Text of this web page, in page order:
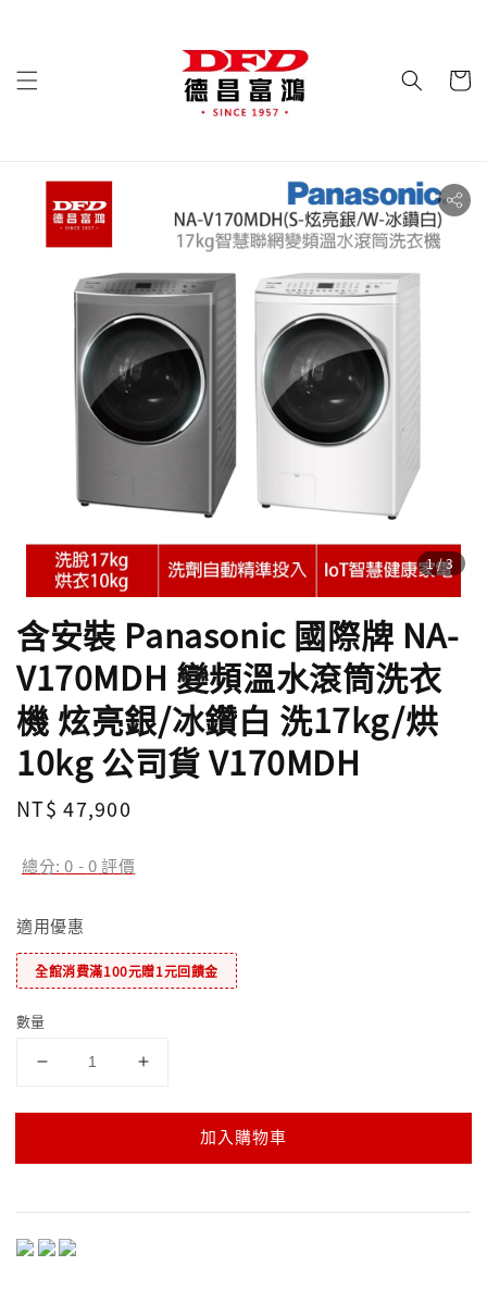
1/3
含安裝 Panasonic 國際牌 NA-
V170MDH 變頻溫水滾筒洗衣
機 炫亮銀/冰鑽白 洗17kg/烘
10kg 公司貨 V170MDH
Regular
NT$ 47,900
總分:0 -0評價
適用優惠
全館消費滿100元贈1元回饋金
數量
加入購物車